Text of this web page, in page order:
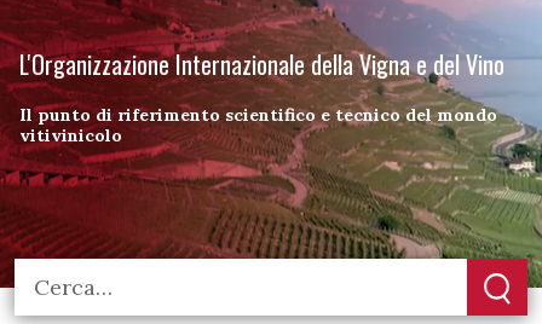
L'Organizzazione Internazionale della Vigna e del Vino
Il punto di riferimento scientifico e tecnico del mondo
vitivinicolo